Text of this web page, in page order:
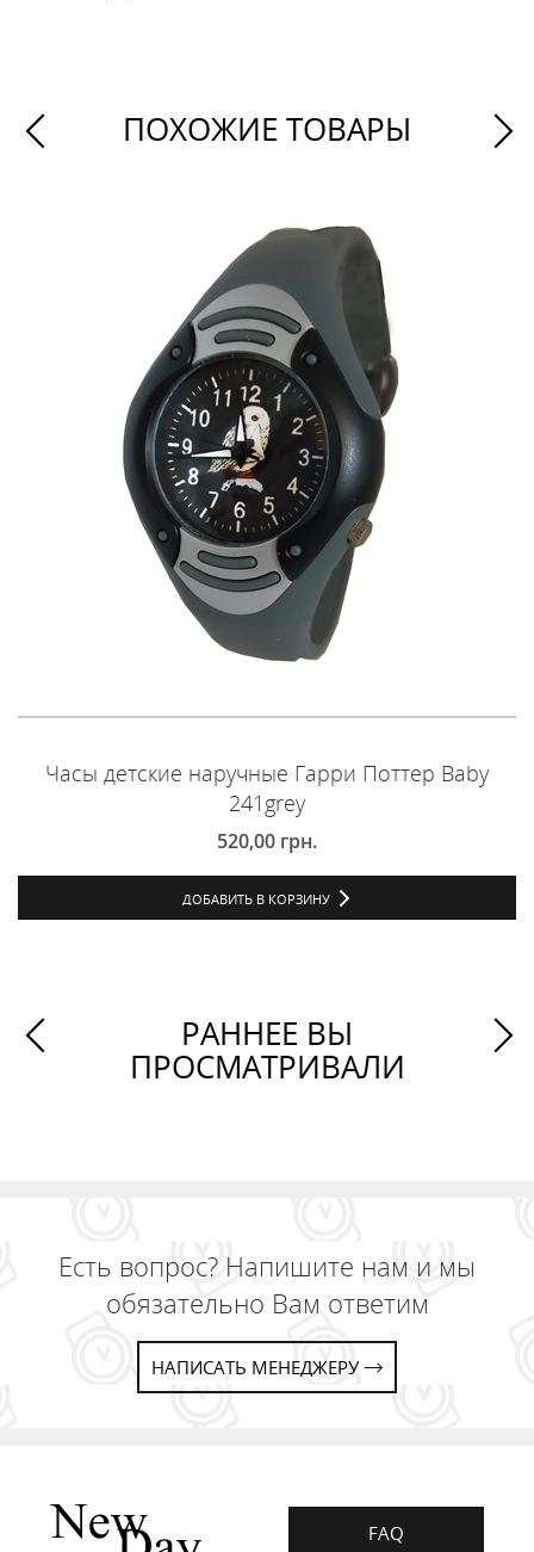
ПОХОЖИЕ ТОВАРЫ
Часы детские наручные Гарри Поттер Baby
241grey
520,00 грн.
ДОБАВИТЬ В КОРЗИНУ
РАННЕЕ ВЫ
ПРОСМАТРИВАЛИ
Есть вопрос? Напишите нам и мы
обязательно Вам ответим
НАПИСАТЬ МЕНЕДЖЕРУ
FAQ